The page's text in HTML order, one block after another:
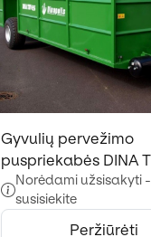
Gyvulių pervežimo
puspriekabės DINA
Norėdami užsisakyti -
susisiekite
Peržiūrėti